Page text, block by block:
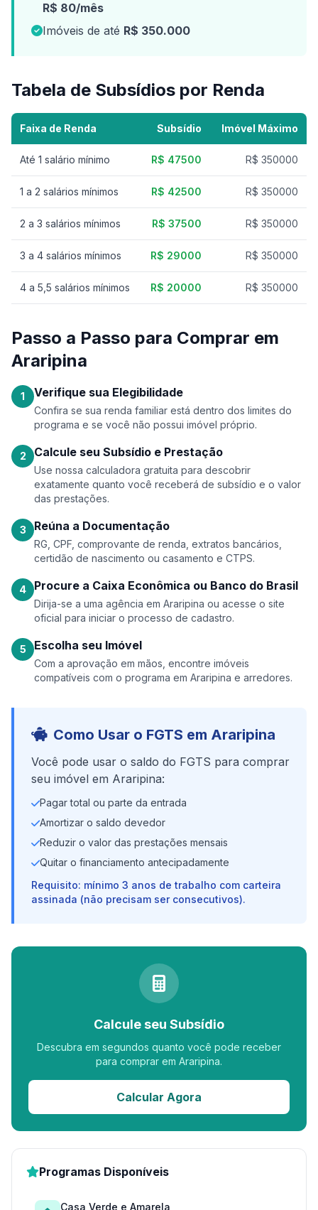
R$ 80/mês
Imóveis de até R$ 350.000
Tabela de Subsídios por Renda
Faixa de Renda Subsídio Imóvel Máximo
Até 1 salário mínimo R$ 47500 R$ 350000
1 a 2 salários mínimos R$ 42500 R$ 350000
2 a 3 salários mínimos R$ 37500 R$ 350000
3 a 4 salários mínimos R$ 29000 R$ 350000
4 a 5,5 salários mínimos R$ 20000 R$ 350000
Passo a Passo para Comprar em
Araripina
1 Verifique sua Elegibilidade
Confira se sua renda familiar está dentro dos limites do
programa e se você não possui imóvel próprio.
2 Calcule seu Subsídio e Prestação
Use nossa calculadora gratuita para descobrir
exatamente quanto você receberá de subsídio e o valor
das prestações.
3 Reúna a Documentação
RG, CPF, comprovante de renda, extratos bancários,
certidão de nascimento ou casamento e CTPS.
4 Procure a Caixa Econômica ou Banco do Brasil
Dirija-se a uma agência em Araripina ou acesse o site
oficial para iniciar o processo de cadastro.
5 Escolha seu Imóvel
Com a aprovação em mãos, encontre imóveis
compatíveis com o programa em Araripina e arredores.
Como Usar o FGTS em Araripina
Você pode usar o saldo do FGTS para comprar
seu imóvel em Araripina:
Pagar total ou parte da entrada
Amortizar o saldo devedor
Reduzir o valor das prestações mensais
Quitar o financiamento antecipadamente
Requisito: mínimo 3 anos de trabalho com carteira
assinada (não precisam ser consecutivos).
Calcule seu Subsídio
Descubra em segundos quanto você pode receber
para comprar em Araripina.
Calcular Agora
Programas Disponíveis
Casa Verde e Amarela